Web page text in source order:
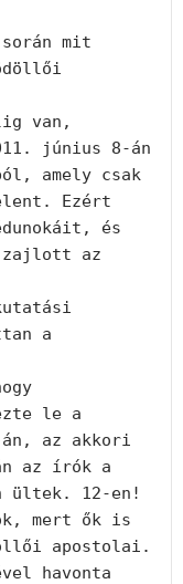
június 8-án
amely csak
Ezért
és
zajlott az
a
le a
az akkori
az írók a
ültek. 12-en!
mert ők is
apostolai.
havonta